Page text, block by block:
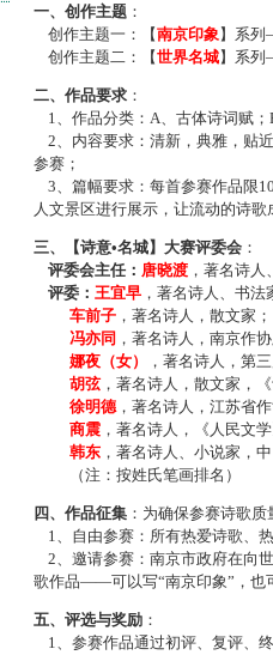
一、创作主题 ：
创作主题一：【南京印象】系
创作主题二：【世界名城】系
二、作品要求 ：
1、作品分类：A、古体诗词赋；
2、内容要求：清新，典雅，贴
参赛；
3、篇幅要求：每首参赛作品限
人文景区进行展示，让流动的诗
三、【诗意•名城】大赛评委会 ：
评委会主任： 唐晓渡 ，著名诗
评委： 王宜早 ，著名诗人、书
车前子 ，著名诗人，散文家；
冯亦同 ，著名诗人，南京作
娜夜（女）
，著名诗人，第
胡弦，著名诗人，散文家，
徐明德，著名诗人，江苏省
商震 ，著名诗人，《人民文
韩东 ，著名诗人、小说家，
（注：按姓氏笔画排名）
四、作品征集 ：为确保参赛诗歌
1、自由参赛：所有热爱诗歌、
2、邀请参赛：南京市政府在向
歌作品——可以写“南京印象”，也
五、评选与奖励 ：
1、参赛作品通过初评、复评、